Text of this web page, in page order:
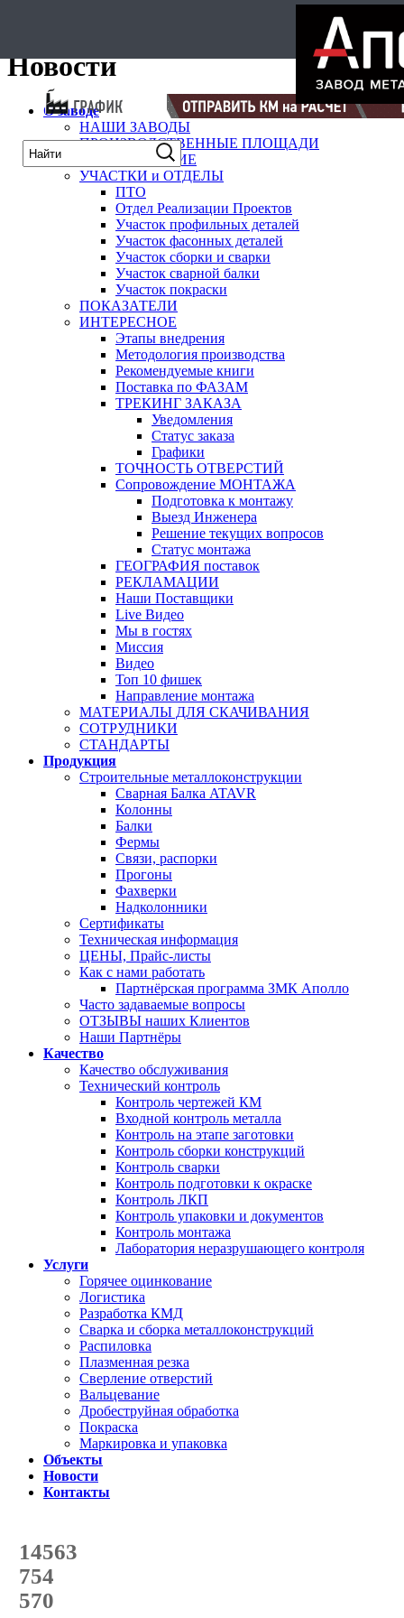
Новости
О заводе
НАШИ ЗАВОДЫ
ПРОИЗВОДСТВЕННЫЕ ПЛОЩАДИ
ОБОРУДОВАНИЕ
УЧАСТКИ и ОТДЕЛЫ
ПТО
Отдел Реализации Проектов
Участок профильных деталей
Участок фасонных деталей
Участок сборки и сварки
Участок сварной балки
Участок покраски
ПОКАЗАТЕЛИ
ИНТЕРЕСНОЕ
Этапы внедрения
Методология производства
Рекомендуемые книги
Поставка по ФАЗАМ
ТРЕКИНГ ЗАКАЗА
Уведомления
Статус заказа
Графики
ТОЧНОСТЬ ОТВЕРСТИЙ
Сопровождение МОНТАЖА
Подготовка к монтажу
Выезд Инженера
Решение текущих вопросов
Статус монтажа
ГЕОГРАФИЯ поставок
РЕКЛАМАЦИИ
Наши Поставщики
Live Видео
Мы в гостях
Миссия
Видео
Топ 10 фишек
Направление монтажа
МАТЕРИАЛЫ ДЛЯ СКАЧИВАНИЯ
СОТРУДНИКИ
СТАНДАРТЫ
Продукция
Строительные металлоконструкции
Сварная Балка ATAVR
Колонны
Балки
Фермы
Связи, распорки
Прогоны
Фахверки
Надколонники
Сертификаты
Техническая информация
ЦЕНЫ, Прайс-листы
Как с нами работать
Партнёрская программа ЗМК Аполло
Часто задаваемые вопросы
ОТЗЫВЫ наших Клиентов
Наши Партнёры
Качество
Качество обслуживания
Технический контроль
Контроль чертежей КМ
Входной контроль металла
Контроль на этапе заготовки
Контроль сборки конструкций
Контроль сварки
Контроль подготовки к окраске
Контроль ЛКП
Контроль упаковки и документов
Контроль монтажа
Лаборатория неразрушающего контроля
Услуги
Горячее оцинкование
Логистика
Разработка КМД
Сварка и сборка металлоконструкций
Распиловка
Плазменная резка
Сверление отверстий
Вальцевание
Дробеструйная обработка
Покраска
Маркировка и упаковка
Объекты
Новости
Контакты
14563
с начала года
754
с начала месяца
570
с начала недели